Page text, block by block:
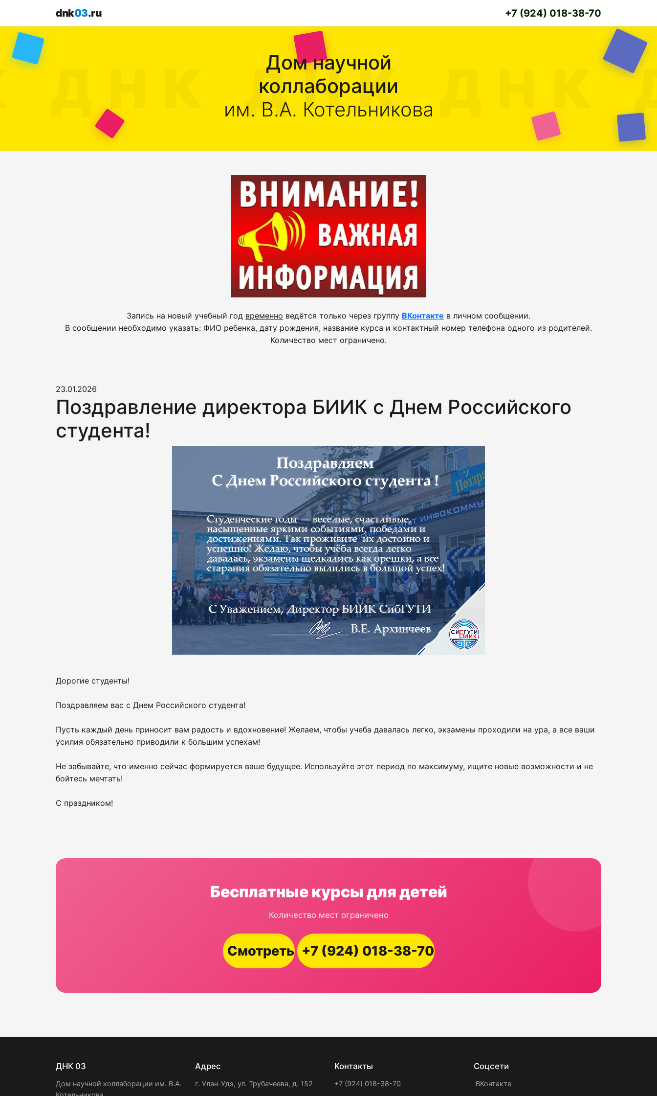
dnk03.ru +7 (924) 018-38-70
Дом научной
коллаборации
им. В.А. Котельникова
Запись на новый учебный год временно ведётся только через группу ВКонтакте в личном сообщении.
В сообщении необходимо указать: ФИО ребенка, дату рождения, название курса и контактный номер телефона одного из родителей.
Количество мест ограничено.
23.01.2026
Поздравление директора БИИК с Днем Российского
студента!
Дорогие студенты!
Поздравляем вас с Днем Российского студента!
Пусть каждый день приносит вам радость и вдохновение! Желаем, чтобы учеба давалась легко, экзамены проходили на ура, а все ваши
усилия обязательно приводили к большим успехам!
Не забывайте, что именно сейчас формируется ваше будущее. Используйте этот период по максимуму, ищите новые возможности и не
бойтесь мечтать!
С праздником!
Бесплатные курсы для детей
Количество мест ограничено
Смотреть +7 (924) 018-38-70
ДНК 03
Дом научной коллаборации им. В.А.
Адрес
г. Улан-Удэ, ул. Трубачеева, д. 152
Контакты
+7 (924) 018-38-70
Соцсети
ВКонтакте